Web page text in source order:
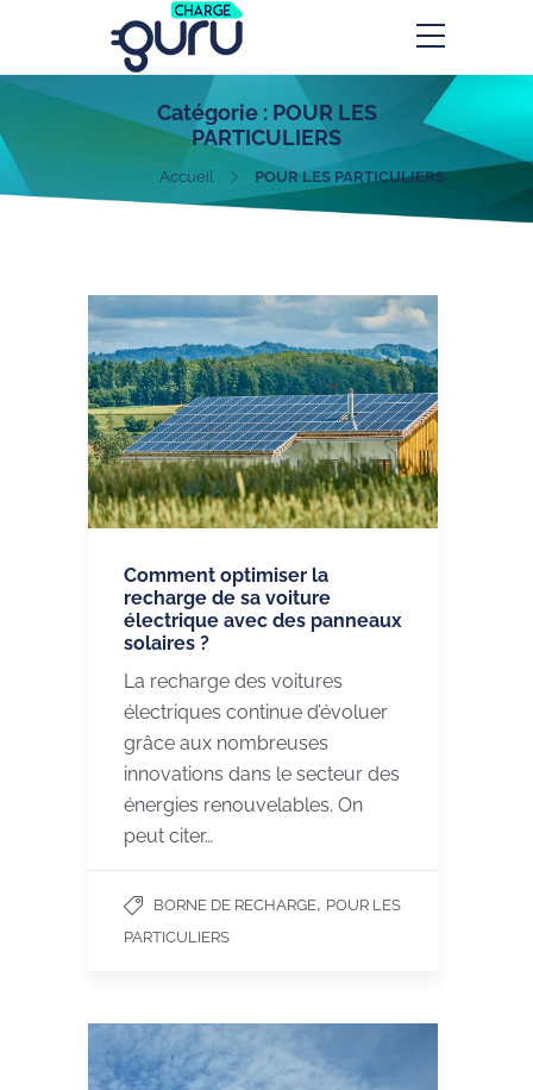
Catégorie : POUR LES
PARTICULIERS
Accueil POUR LES PARTICULIERS
Comment optimiser la
recharge de sa voiture
électrique avec des panneaux
solaires ?
La recharge des voitures
électriques continue d’évoluer
grâce aux nombreuses
innovations dans le secteur des
énergies renouvelables. On
peut citer…
BORNE DE RECHARGE, POUR LES
PARTICULIERS